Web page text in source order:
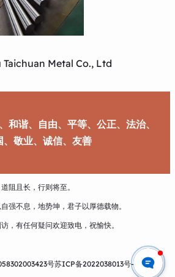
Metal Co., Ltd
和谐、自由、平等、公正、法治、
、敬业、诚信、友善
道阻且长，行则将至。
强不息，地势坤，君子以厚德载物。
，有任何疑问欢迎致电，祝愉快。
号苏ICP备2022038013号-1